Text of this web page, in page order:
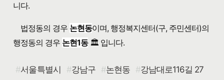
니다.
법정동의 경우 논현동이며, 행정복지센터(구, 주민센터)의
행정동의 경우 논현1동🏛️ 입니다.
서울특별시 강남구 논현동 강남대로116길 27